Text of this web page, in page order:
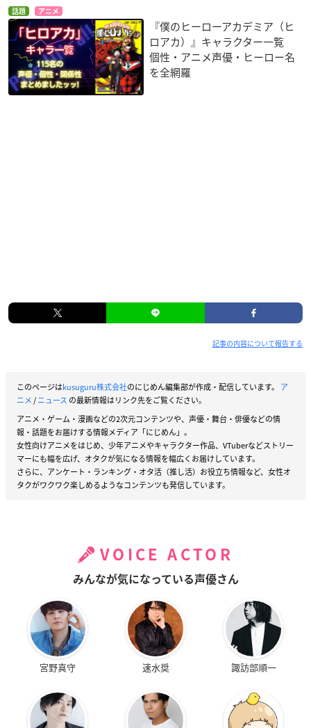
話題 アニメ
『僕のヒーローアカデミア（ヒ
ロアカ）』キャラクター一覧
個性・アニメ声優・ヒーロー名
を全網羅
記事の内容について報告する
このページはkusuguru株式会社のにじめん編集部が作成・配信しています。 ア
ニメ/ニュース の最新情報はリンク先をご覧ください。
アニメ・ゲーム・漫画などの2次元コンテンツや、声優・舞台・俳優などの情
報・話題をお届けする情報メディア「にじめん」。
女性向けアニメをはじめ、少年アニメやキャラクター作品、VTuberなどストリー
マーにも幅を広げ、オタクが気になる情報を幅広くお届けしています。
さらに、アンケート・ランキング・オタ活（推し活）お役立ち情報など、女性オ
タクがワクワク楽しめるようなコンテンツも発信しています。
VOICE ACTOR
みんなが気になっている声優さん
宮野真守 速水奨 諏訪部順一